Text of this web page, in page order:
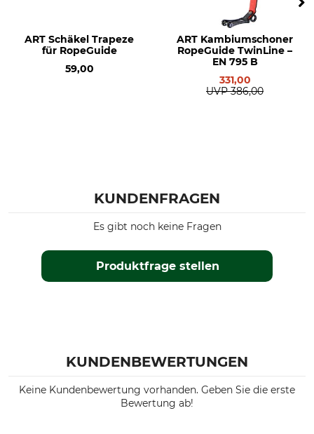
ART Schäkel Trapeze
für RopeGuide
59,00
ART Kambiumschoner
RopeGuide TwinLine –
EN 795 B
331,00
UVP 386,00
KUNDENFRAGEN
Produktfrage stellen
Es gibt noch keine Fragen
KUNDENBEWERTUNGEN
Keine Kundenbewertung vorhanden. Geben Sie die erste
Bewertung ab!